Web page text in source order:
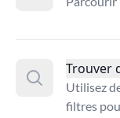
Trouver
Utilisez
filtres